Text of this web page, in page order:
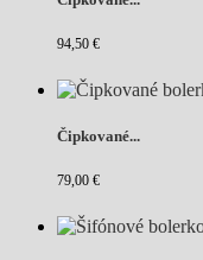
94,50 €
Čipkované...
79,00 €